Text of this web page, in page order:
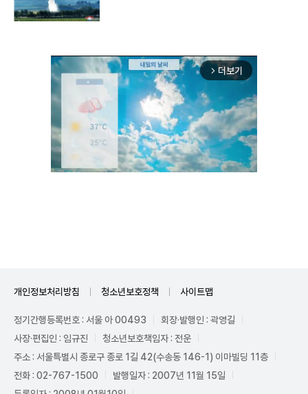
arrow_forward_ios 더보기
개인정보처리방침 청소년보호정책 사이트맵
정기간행등록번호 : 서울 아 00493
회장·발행인 : 곽영길
사장·편집인 : 임규진
청소년보호책임자 : 전운
주소 : 서울특별시 종로구 종로 1길 42(수송동 146-1) 이마빌딩 11층
전화 : 02-767-1500
발행일자 : 2007년 11월 15일